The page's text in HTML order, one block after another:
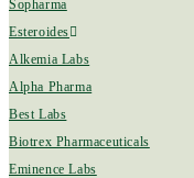
Sopharma
Esteroides
Alkemia Labs
Alpha Pharma
Best Labs
Biotrex Pharmaceuticals
Eminence Labs